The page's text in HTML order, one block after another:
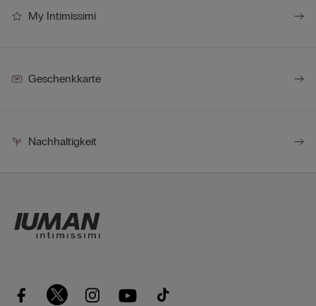
My Intimissimi
Geschenkkarte
Nachhaltigkeit